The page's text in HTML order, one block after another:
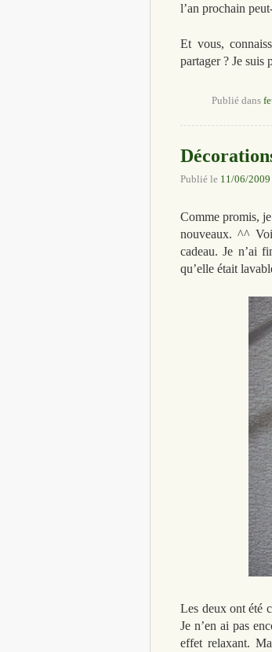
l’an prochain
Et vous,
partager ? Je suis
Publié dans
Publié le 11/06/2009
Comme promis,
nouveaux. ^^
cadeau. Je n’ai
qu’elle était
Les deux ont été
Je n’en ai pas
effet relaxant.